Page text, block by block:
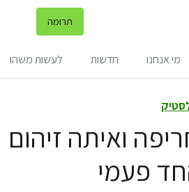
תרומה
מי אנחנו חדשות לעשות משהו
ואיתה זיהום
פעמי